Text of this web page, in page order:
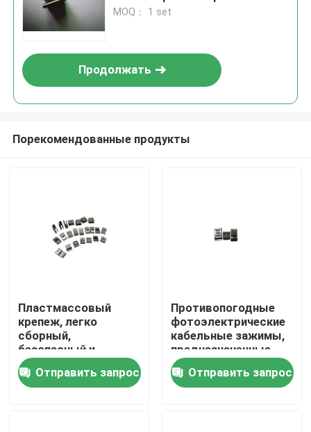
Дом
Продукты
нержавеющей стали. ОЭМ для
автомобильных и бытовых
устройств.
MOQ： 1 set
Продолжать
Порекомендованные продукты
Пластмассовый
крепеж, легко
сборный,
безопасный и
долговечный
Отправить запрос
Противопогодные
фотоэлектрические
кабельные зажимы,
предназначенные
для защиты
солнечных кабелей
от воздействия
Отправить запрос